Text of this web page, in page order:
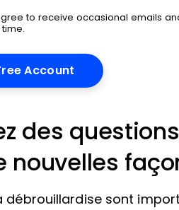
to receive occasional emails
des
nouvelles
débrouillardise sont